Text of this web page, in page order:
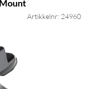
Artikkelnr: 24960